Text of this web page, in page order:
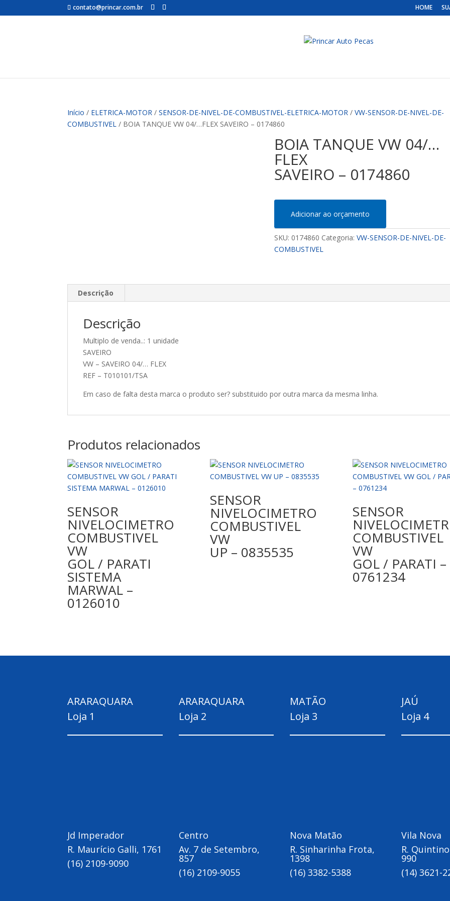
contato@princar.com.br HOME
Início / ELETRICA-MOTOR /SENSOR-DE-NIVEL-DE-COMBUSTIVEL-ELETRICA-MOTOR /VW-SENSOR-DE-NIVEL-DE-
COMBUSTIVEL / BOIA TANQUE VW 04/…FLEX SAVEIRO – 0174860
BOIA TANQUE VW 04/…
FLEX
SAVEIRO – 0174860
Adicionar ao orçamento
SKU: 0174860 Categoria:VW-SENSOR-DE-NIVEL-DE-
COMBUSTIVEL
Descrição
Descrição
Multiplo de venda..: 1 unidade
SAVEIRO
VW – SAVEIRO 04/… FLEX
REF – T010101/TSA
Em caso de falta desta marca o produto ser? substituido por outra marca da mesma linha.
Produtos relacionados
SENSOR
NIVELOCIMETRO
COMBUSTIVEL
VW
GOL / PARATI
SISTEMA
MARWAL –
0126010
SENSOR
NIVELOCIMETRO
COMBUSTIVEL
VW
UP – 0835535
SENSOR
COMBUSTIVEL
VW
GOL / PARATI –
0761234
ARARAQUARA
Loja 1
Jd Imperador
R. Maurício Galli, 1761
(16) 2109-9090
ARARAQUARA
Loja 2
Centro
Av. 7 de Setembro,
857
(16) 2109-9055
MATÃO
Loja 3
Nova Matão
R. Sinharinha Frota,
1398
(16) 3382-5388
JAÚ
Loja 4
Vila Nova
R.
990
(14) 3621-